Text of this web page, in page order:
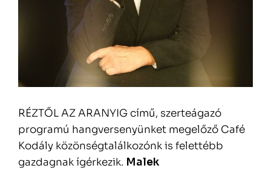
RÉZTŐL AZ ARANYIG című, szerteágazó
programú hangversenyünket megelőző Café
Kodály közönségtalálkozónk is felettébb
gazdagnak ígérkezik. Malek